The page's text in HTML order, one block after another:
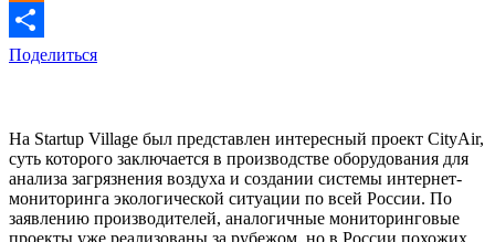
Odnoklassniki
Поделиться
На Startup Village был представлен интересный проект CityAir,
суть которого заключается в производстве оборудования для
анализа загрязнения воздуха и создании системы интернет-
мониторинга экологической ситуации по всей России. По
заявлению производителей, аналогичные мониторинговые
проекты уже реализованы за рубежом, но в России похожих